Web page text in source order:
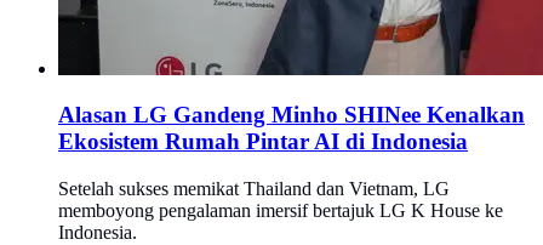
Alasan LG Gandeng Minho SHINee Kenalkan
Ekosistem Rumah Pintar AI di Indonesia
Setelah sukses memikat Thailand dan Vietnam, LG
memboyong pengalaman imersif bertajuk LG K House ke
Indonesia.